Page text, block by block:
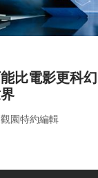
比電影更科
園特約編輯